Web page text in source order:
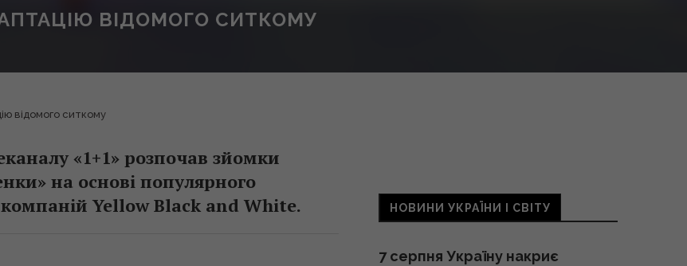
ВІДОМОГО СИТКОМУ
відомого ситкому
«1+1» розпочав зйомки
на основі популярного
Yellow Black and White.
НОВИНИ УКРАЇНИ І СВІТУ
7 серпня Україну накриє